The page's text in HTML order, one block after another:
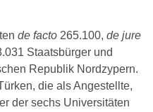
de facto 265.100,de jure
Staatsbürger und
Republik Nordzypern.
die als Angestellte,
der sechs Universitäten